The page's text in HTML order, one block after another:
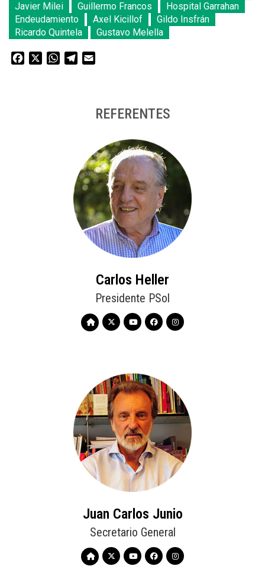
Javier Milei
Guillermo Francos
Hospital Garrahan
Endeudamiento
Axel Kicillof
Gildo Insfrán
Ricardo Quintela
Gustavo Melella
Facebook WhatsAppTelegram
REFERENTES
Carlos Heller
Presidente PSol
Juan Carlos Junio
Secretario General